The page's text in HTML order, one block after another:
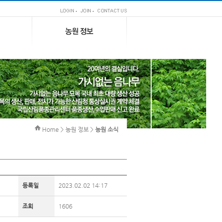
Home > 농원 정보 > 농원 소식
등록일 2023.02.02 14:17
조회 1606